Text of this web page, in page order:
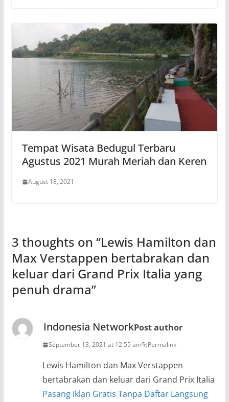
Tempat Wisata Bedugul Terbaru
Agustus 2021 Murah Meriah dan Keren
August 18, 2021
3 thoughts on “Lewis Hamilton dan
Max Verstappen bertabrakan dan
keluar dari Grand Prix Italia yang
penuh drama”
Indonesia NetworkPost author
September 13, 2021 at 12:55 am Permalink
Lewis Hamilton dan Max Verstappen
bertabrakan dan keluar dari Grand Prix Italia
Pasang Iklan Gratis Tanpa Daftar Langsung